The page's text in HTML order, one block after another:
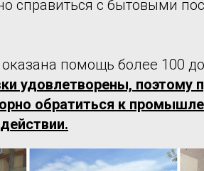
справиться с бытовыми
помощь более 100
удовлетворены, поэтому
обратиться к